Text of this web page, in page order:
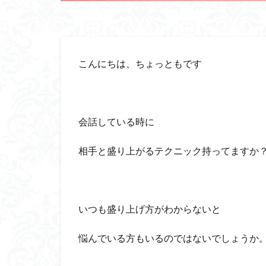
こんにちは、ちょっともです
会話している時に
相手と盛り上がるテクニック持ってますか
いつも盛り上げ方がわからないと
悩んでいる方もいるのではないでしょうか